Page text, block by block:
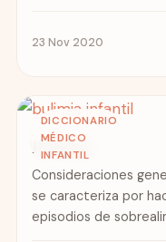
23 Nov 2020
DICCIONARIO
MÉDICO
INFANTIL
Bulimia
Consideraciones
se caracteriza por
episodios de